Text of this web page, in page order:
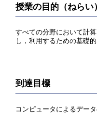
授業の目的（ねらい
すべての分野において計
し，利用するための基礎
到達目標
コンピュータによるデー